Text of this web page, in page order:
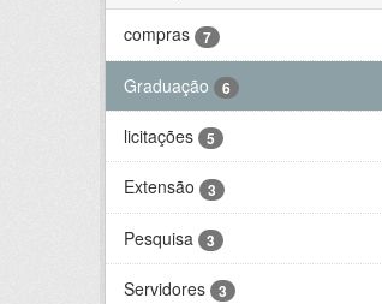
compras
7
Graduação 6
licitações 5
Extensão 3
Pesquisa 3
Servidores 3